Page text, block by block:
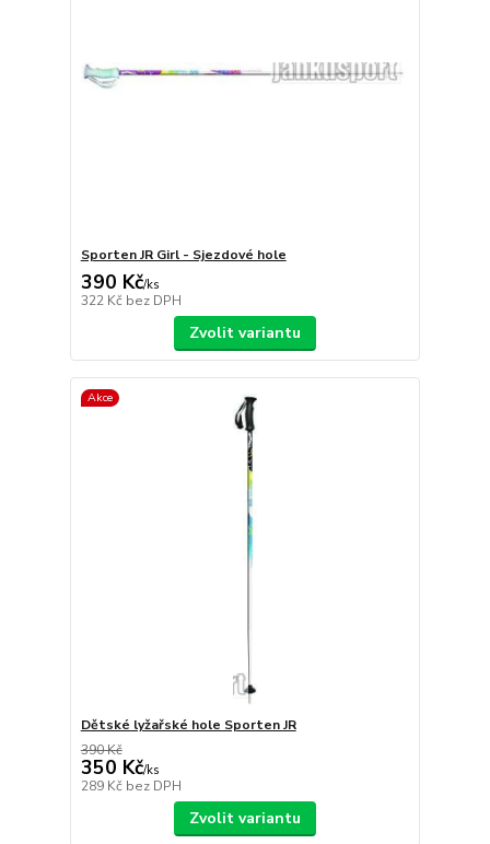
Sporten JR Girl - Sjezdové hole
390 Kč/ks
322 Kč bez DPH
Zvolit variantu
Akce
Dětské lyžařské hole Sporten JR
390 Kč
350 Kč/ks
289 Kč bez DPH
Zvolit variantu